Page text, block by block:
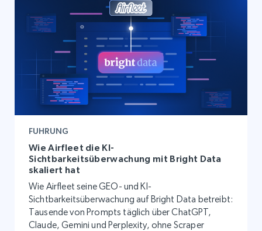
FUHRUNG
Wie Airfleet die KI-
Sichtbarkeitsüberwachung mit Bright Data
skaliert hat
Wie Airfleet seine GEO- und KI-
Sichtbarkeitsüberwachung auf Bright Data betreibt:
Tausende von Prompts täglich über ChatGPT,
Claude, Gemini und Perplexity, ohne Scraper